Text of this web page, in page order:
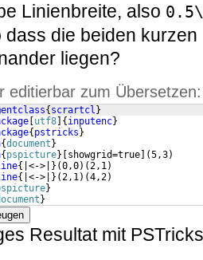
Linienbreite, also
dass die beiden
liegen?
editierbar zum Übersetzen:
{ scrartcl }
utf8 { inputenc}
{ pstricks }
{document }
{ pspicture} showgrid=true (5,3)
{ |<->| } (0,0) (2,1)
{ |<->| } (2,1) (4,2)
}
}
Resultat mit